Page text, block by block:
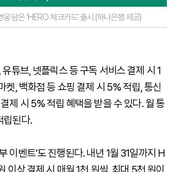
담은 ‘HERO 체크카드’ 출시 (하나은행 제공)
튜브, 넷플릭스 등 구독 서비스 결제 시 1
켓, 백화점 등 쇼핑 결제 시 5% 적립, 통신
제 시 5% 적립 혜택을 받을 수 있다. 월 통
립된다.
이벤트’도 진행된다. 내년 1월 31일까지 H
이상 결제 시 매월 1천 원씩, 최대 5천 원이